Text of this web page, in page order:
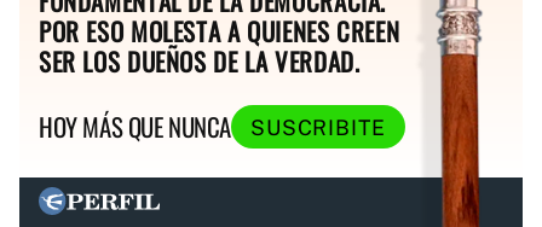
POR ESO MOLESTA A QUIENES CREEN
SER LOS DUEÑOS DE LA VERDAD.
HOY MÁS QUE NUNCA
SUSCRIBITE